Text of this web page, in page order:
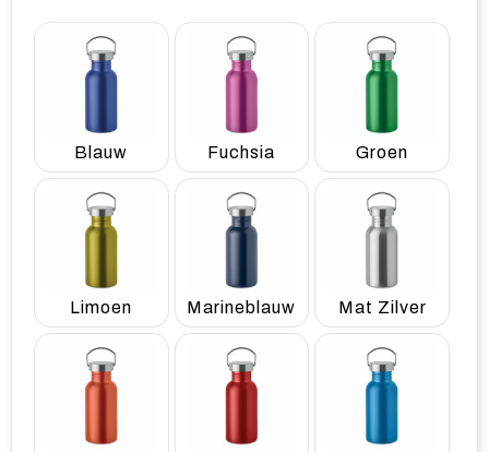
Blauw Fuchsia Groen
Limoen Marineblauw Mat Zilver